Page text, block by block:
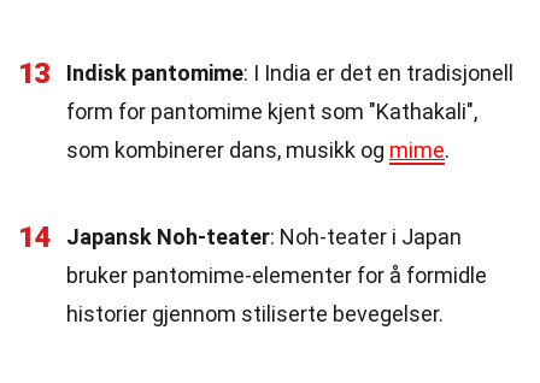
13 Indisk pantomime: I India er det en tradisjonell
form for pantomime kjent som "Kathakali",
som kombinerer dans, musikk og mime.
14 Japansk Noh-teater: Noh-teater i Japan
bruker pantomime-elementer for å formidle
historier gjennom stiliserte bevegelser.